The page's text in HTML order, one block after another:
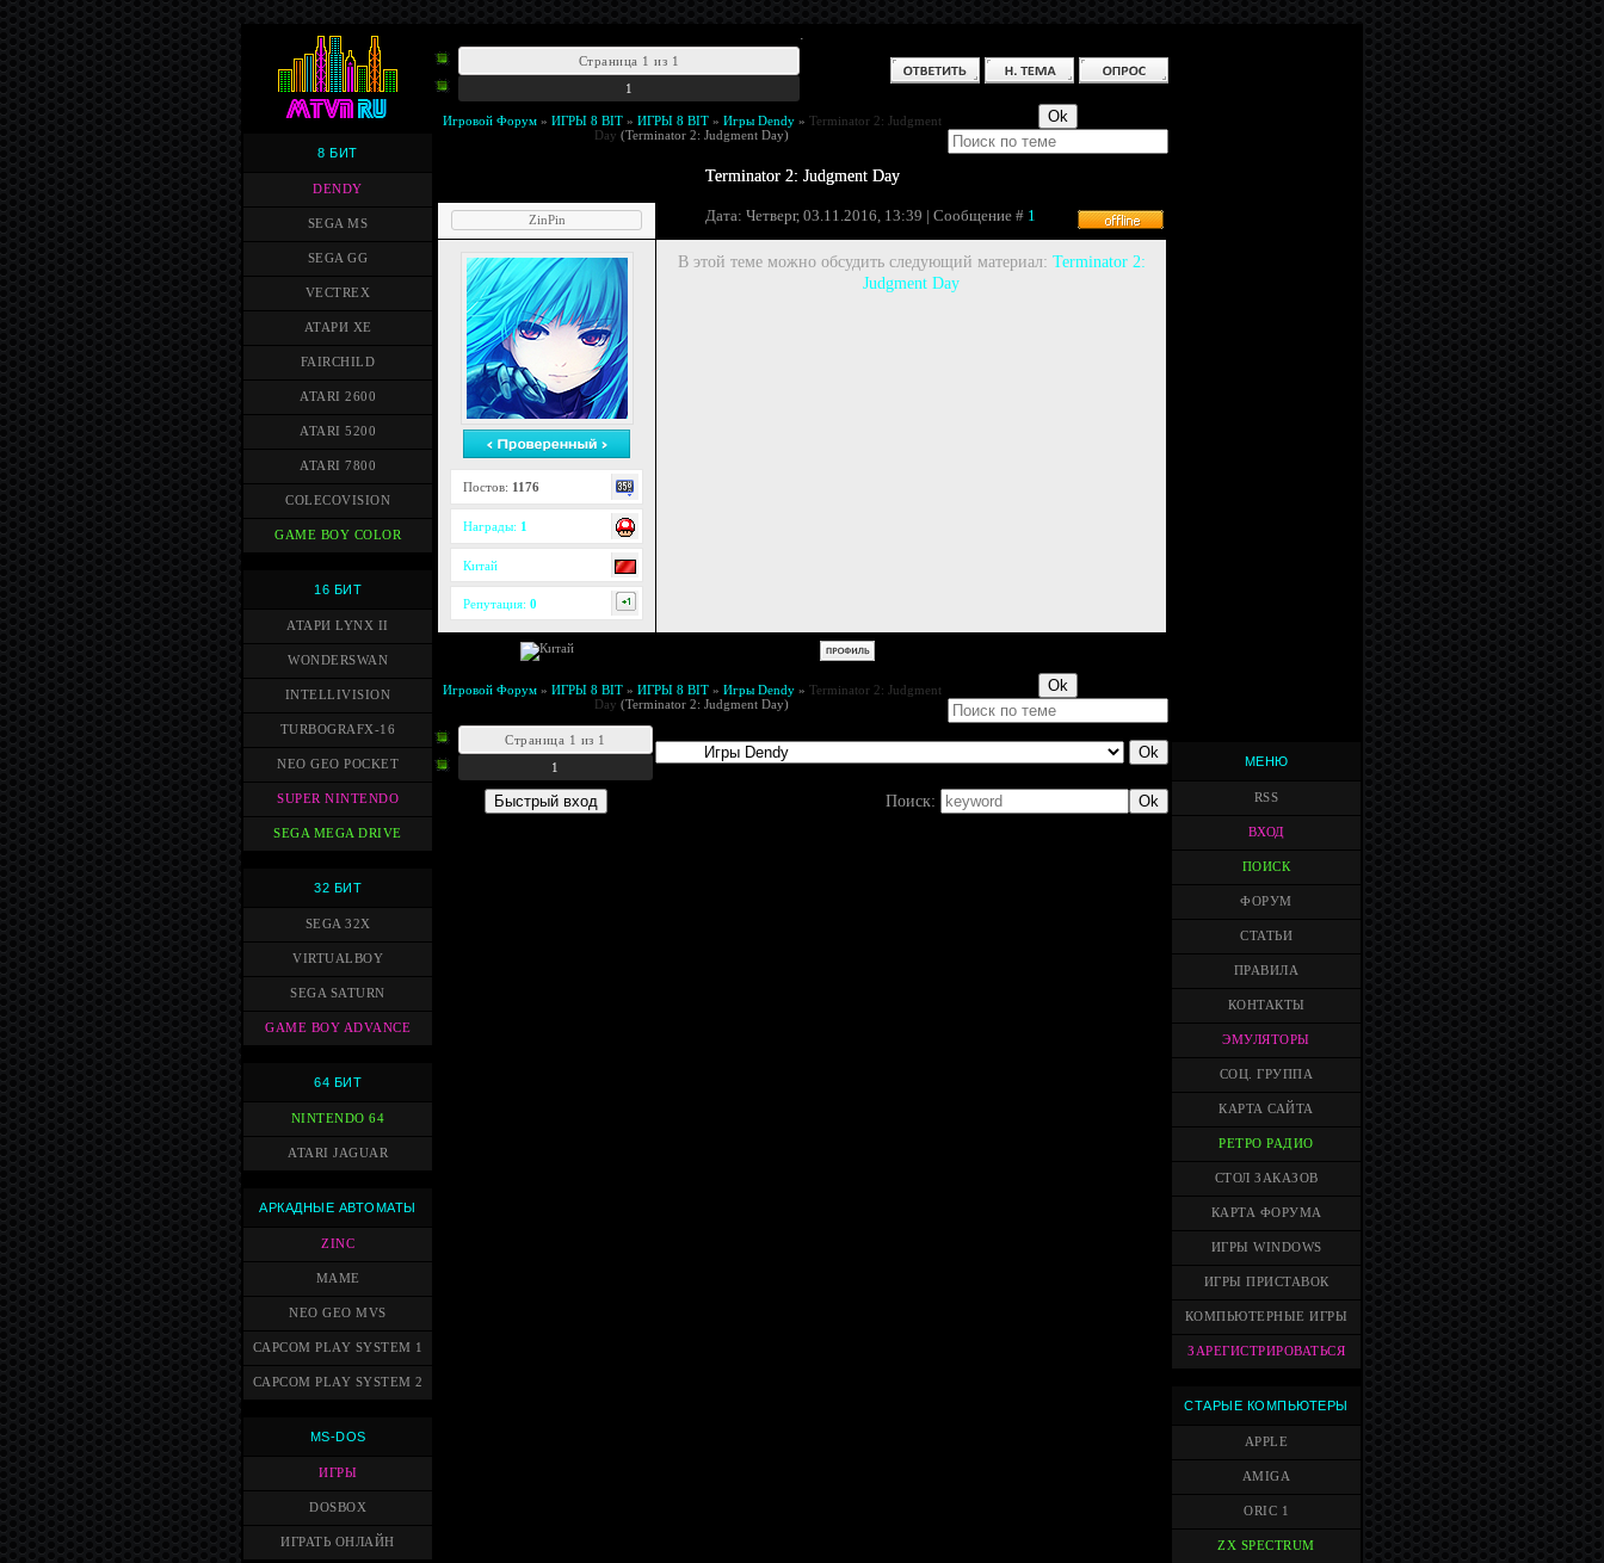
8 БИТ
DENDY
SEGA MS
SEGA GG
VECTREX
АТАРИ XE
FAIRCHILD
ATARI 2600
ATARI 5200
ATARI 7800
COLECOVISION
GAME BOY COLOR
16 БИТ
АТАРИ LYNX II
WONDERSWAN
INTELLIVISION
TURBOGRAFX-16
NEO GEO POCKET
SUPER NINTENDO
SEGA MEGA DRIVE
32 БИТ
SEGA 32X
VIRTUALBOY
SEGA SATURN
GAME BOY ADVANCE
64 БИТ
NINTENDO 64
ATARI JAGUAR
АРКАДНЫЕ АВТОМАТЫ
ZINC
MAME
NEO GEO MVS
CAPCOM PLAY SYSTEM 1
CAPCOM PLAY SYSTEM 2
MS-DOS
ИГРЫ
DOSBOX
ИГРАТЬ ОНЛАЙН
.
Страница 1 из 1
1
Игровой Форум » ИГРЫ 8 BIT » ИГРЫ 8 BIT » Игры Dendy » Terminator 2: Judgment
Day (Terminator 2: Judgment Day)
Terminator 2: Judgment Day
ZinPin Дата: Четверг, 03.11.2016, 13:39 | Сообщение # 1
Постов: 1176
Награды: 1
Китай
Репутация: 0
В этой теме можно обсудить следующий материал: Terminator 2:
Judgment Day
Игровой Форум » ИГРЫ 8 BIT » ИГРЫ 8 BIT » Игры Dendy » Terminator 2: Judgment
Day (Terminator 2: Judgment Day)
Страница 1 из 1
1
Поиск:
МЕНЮ
RSS
ВХОД
ПОИСК
ФОРУМ
СТАТЬИ
ПРАВИЛА
КОНТАКТЫ
ЭМУЛЯТОРЫ
СОЦ. ГРУППА
КАРТА САЙТА
РЕТРО РАДИО
СТОЛ ЗАКАЗОВ
КАРТА ФОРУМА
ИГРЫ WINDOWS
ИГРЫ ПРИСТАВОК
КОМПЬЮТЕРНЫЕ ИГРЫ
ЗАРЕГИСТРИРОВАТЬСЯ
СТАРЫЕ КОМПЬЮТЕРЫ
APPLE
AMIGA
ORIC 1
ZX SPECTRUM